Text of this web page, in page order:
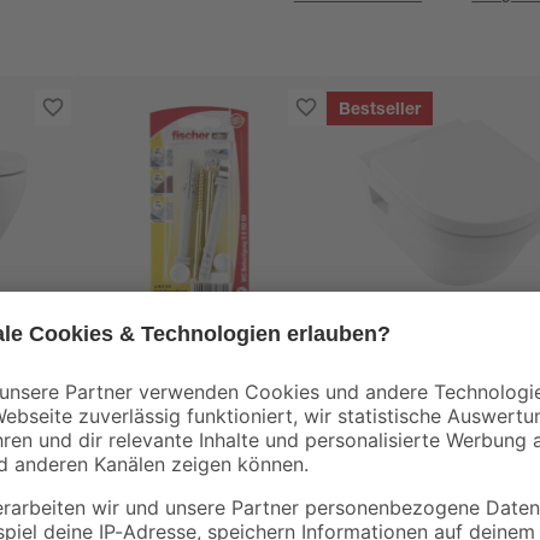
fischer WC-
Befestigung S 8 RD
80 2 Stück
4,09 €
Bestseller
Wand-WC
spülrandlos
'Architectura'
weiß
229,